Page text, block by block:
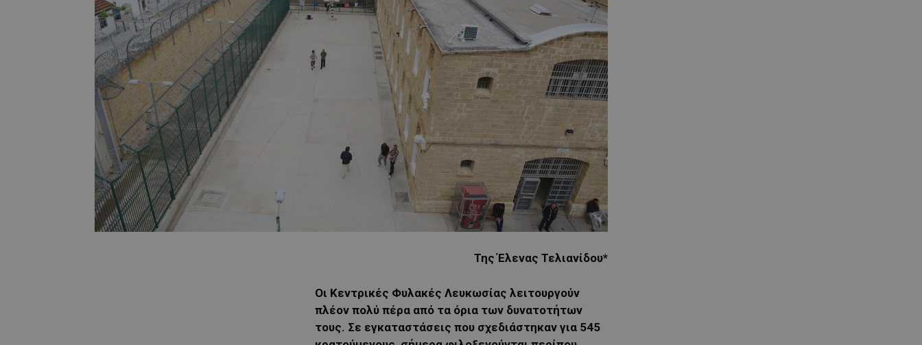
Της Έλενας Τελιανίδου*
Οι Κεντρικές Φυλακές Λευκωσίας λειτουργούν
πλέον πολύ πέρα από τα όρια των δυνατοτήτων
τους. Σε εγκαταστάσεις που σχεδιάστηκαν για 545